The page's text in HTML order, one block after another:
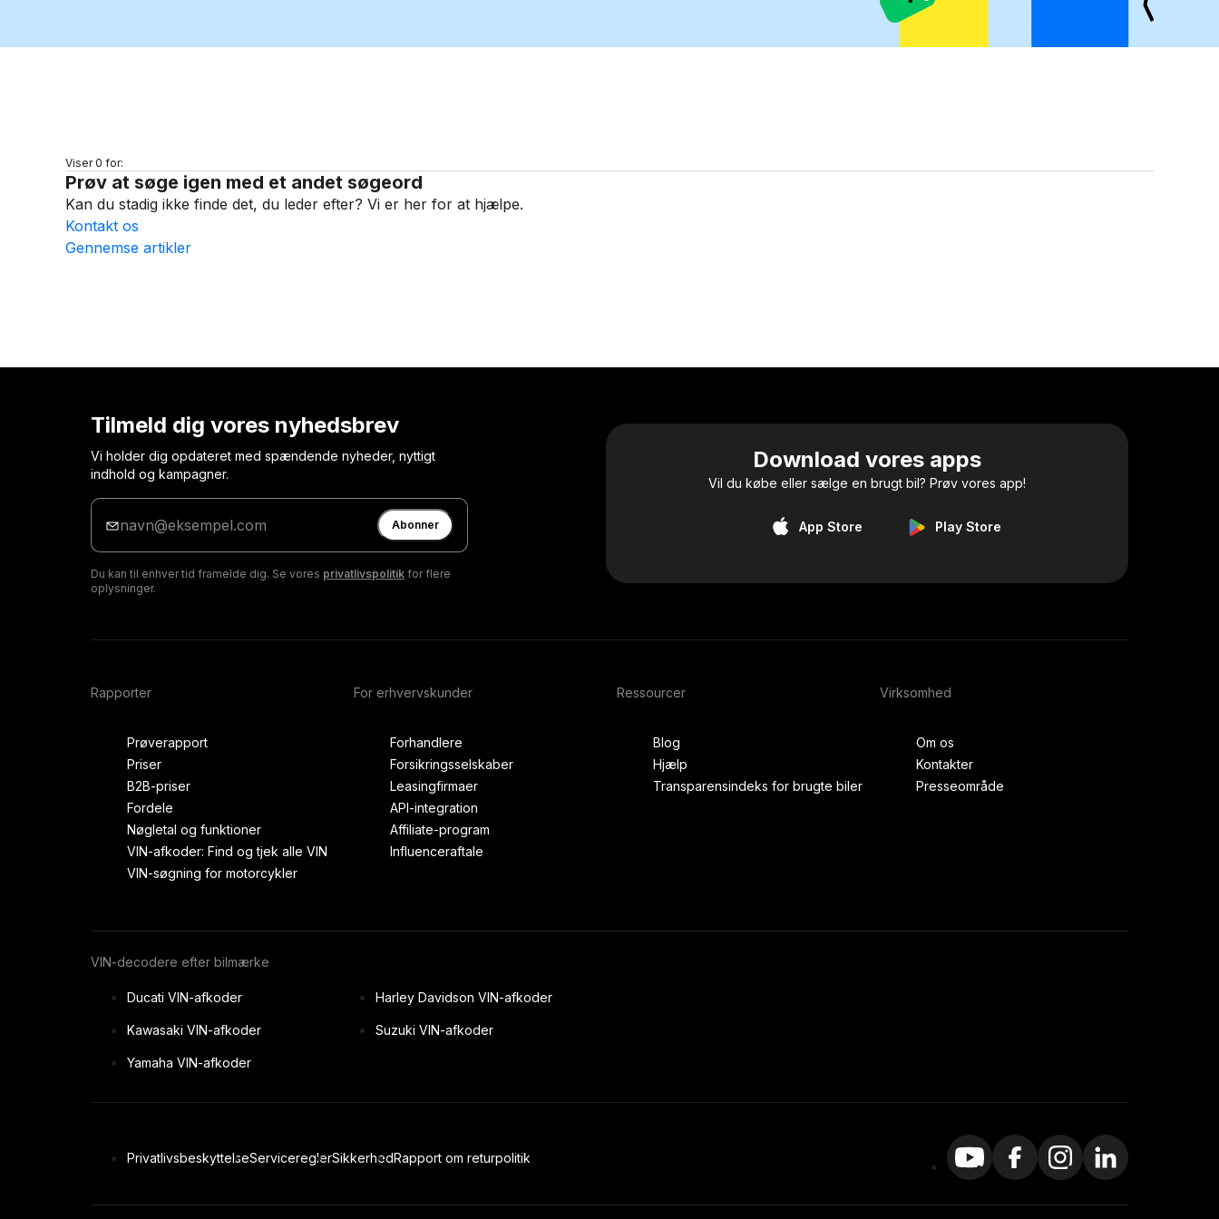
Viser 0 for:
Prøv at søge igen med et andet søgeord
Kan du stadig ikke finde det, du leder efter? Vi er her for at hjælpe.
Kontakt os
Gennemse artikler
Tilmeld dig vores nyhedsbrev
Vi holder dig opdateret med spændende nyheder, nyttigt
indhold og kampagner.
Indtast
din
e-
Abonner
Du kan til enhver tid framelde dig. Se vores privatlivspolitik for flere
oplysninger.
Download vores apps
Vil du købe eller sælge en brugt bil? Prøv vores app!
App Store Play Store
Rapporter
Prøverapport
Priser
B2B-priser
Fordele
Nøgletal og funktioner
VIN-afkoder: Find og tjek alle VIN
VIN-søgning for motorcykler
For erhvervskunder
Forhandlere
Forsikringsselskaber
Leasingfirmaer
API-integration
Affiliate-program
Influenceraftale
Ressourcer
Blog
Hjælp
Transparensindeks for brugte biler
Virksomhed
Om os
Kontakter
Presseområde
VIN-decodere efter bilmærke
Ducati VIN-afkoder Harley Davidson VIN-afkoder
Kawasaki VIN-afkoder Suzuki VIN-afkoder
Yamaha VIN-afkoder
PrivatlivsbeskyttelseServicereglerSikkerhedRapport om returpolitik